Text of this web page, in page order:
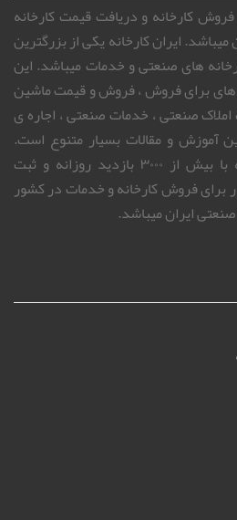
فروش کارخانه و دریافت قیمت کارخانه
ایران کارخانه یکی از بزرگترین
های صنعتی و خدمات میباشد. این
های برای فروش ، فروش و قیمت ماشین
صنعتی ، خدمات صنعتی ، اجاره ی
آموزش و مقالات بسیار متنوع است.
وبسایت جامع ایران کارخانه با بیش از ۳۰۰۰ بازدید روزانه و ثبت
برای فروش کارخانه و خدمات در کشور
ایران میباشد.